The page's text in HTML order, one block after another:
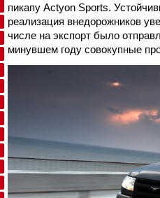
пикапу Actyon Sports.
реализация внедорожников
числе на экспорт было
минувшем году совокупные